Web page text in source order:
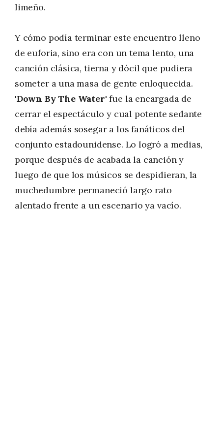
limeño.
Y cómo podía terminar este encuentro lleno
de euforia, sino era con un tema lento, una
canción clásica, tierna y dócil que pudiera
someter a una masa de gente enloquecida.
'Down By The Water' fue la encargada de
cerrar el espectáculo y cual potente sedante
debía además sosegar a los fanáticos del
conjunto estadounidense. Lo logró a medias,
porque después de acabada la canción y
luego de que los músicos se despidieran, la
muchedumbre permaneció largo rato
alentado frente a un escenario ya vacío.